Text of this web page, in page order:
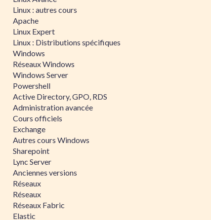
Linux : autres cours
Apache
Linux Expert
Linux : Distributions spécifiques
Windows
Réseaux Windows
Windows Server
Powershell
Active Directory, GPO, RDS
Administration avancée
Cours officiels
Exchange
Autres cours Windows
Sharepoint
Lync Server
Anciennes versions
Réseaux
Réseaux
Réseaux Fabric
Elastic